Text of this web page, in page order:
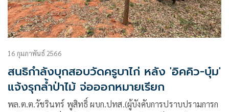
16 กุมภาพันธ์ 2566
สนธิกำลังบุกสอบวัดครูบาไก่ หลัง 'อิคคิว-บุ๋ม'
แจ้งรุกล้ำป่าไม้ จ่อออกหมายเรียก
พล.ต.ต.วัชรินทร์ พูสิทธิ์ ผบก.ปทส.(ผู้บังคับการปราบปรามการก